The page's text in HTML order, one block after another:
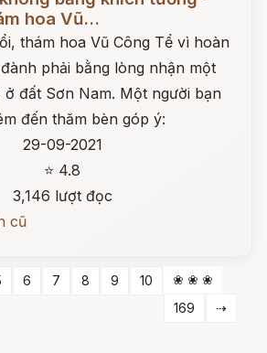
hoa Vũ...
thám hoa Vũ Công Tể vì hoàn
phải bằng lòng nhận một
đất Sơn Nam. Một người bạn
đến thăm bèn góp ý:
29-09-2021
⭐ 4.8
3,146 lượt đọc
cũ
6 7 8 9 10
❀ ❀ ❀
169
⇢